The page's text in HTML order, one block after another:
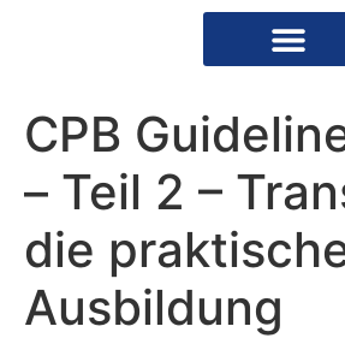
CPB
– Teil 2 –
die
Ausbildung